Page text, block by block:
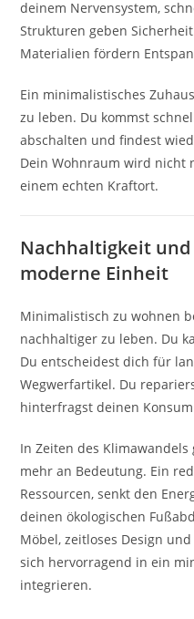
deinem Nervensystem,
Strukturen geben
Materialien fördern
Ein minimalistisches
zu leben. Du kommst
abschalten und findest
Dein Wohnraum wird nicht
einem echten Kraftort.
Nachhaltigkeit
moderne Einheit
Minimalistisch zu wohnen
nachhaltiger zu leben. Du
Du entscheidest dich für
Wegwerfartikel. Du
hinterfragst deinen
In Zeiten des
mehr an Bedeutung. Ein
Ressourcen, senkt den
deinen ökologischen
Möbel, zeitloses Design
sich hervorragend in ein
integrieren.